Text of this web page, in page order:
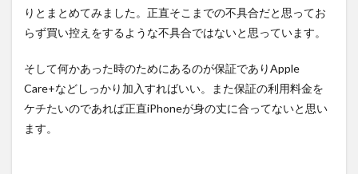
りとまとめてみました。正直そこまでの不具合だと思ってお
らず買い控えをするような不具合ではないと思っています。
そして何かあった時のためにあるのが保証でありApple
Care+などしっかり加入すればいい。また保証の利用料金を
ケチたいのであれば正直iPhoneが身の丈に合ってないと思い
ます。